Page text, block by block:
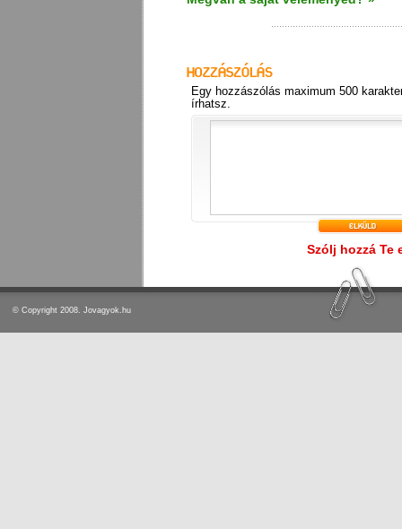
Egy hozzászólás maximum 500
írhatsz.
Szólj hozzá Te
© Copyright 2008. Jovagyok.hu